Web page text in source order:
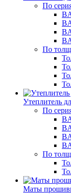
По
По
Утеплитель
По
По
Маты